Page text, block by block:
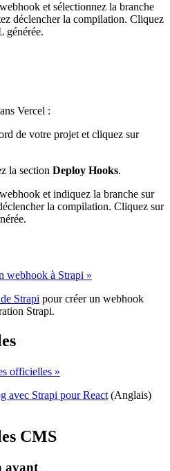
et sélectionnez la branche
déclencher la compilation. Cliquez
générée.
Vercel :
de votre projet et cliquez sur
la section Deploy Hooks.
et indiquez la branche sur
la compilation. Cliquez sur
webhook à Strapi »
Strapi pour créer un webhook
Strapi.
officielles »
avec Strapi pour React (Anglais)
CMS
avant